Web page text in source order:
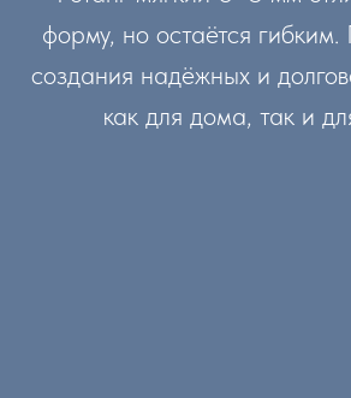
форму, но остаётся
создания надёжных и
как для дома, так и